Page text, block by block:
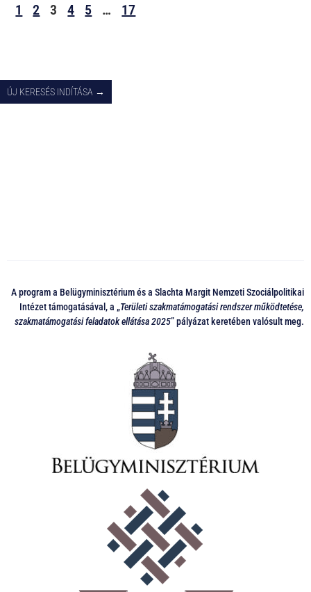
1 2 3 4 5 … 17
ÚJ KERESÉS INDÍTÁSA →
A program a Belügyminisztérium és a Slachta Margit Nemzeti Szociálpolitikai
Intézet támogatásával, a „Területi szakmatámogatási rendszer működtetése,
szakmatámogatási feladatok ellátása 2025” pályázat keretében valósult meg.